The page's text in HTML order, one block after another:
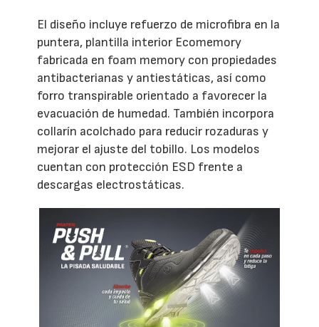
El diseño incluye refuerzo de microfibra en la
puntera, plantilla interior Ecomemory
fabricada en foam memory con propiedades
antibacterianas y antiestáticas, así como
forro transpirable orientado a favorecer la
evacuación de humedad. También incorpora
collarín acolchado para reducir rozaduras y
mejorar el ajuste del tobillo. Los modelos
cuentan con protección ESD frente a
descargas electrostáticas.